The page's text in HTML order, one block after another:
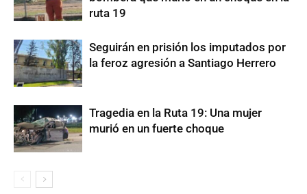
ruta 19
Seguirán en prisión los imputados por
la feroz agresión a Santiago Herrero
Tragedia en la Ruta 19: Una mujer
murió en un fuerte choque